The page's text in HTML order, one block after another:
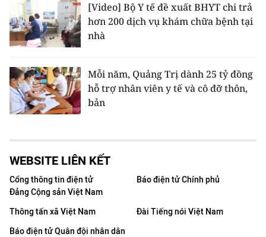
[Video] Bộ Y tế đề xuất BHYT chi trả
hơn 200 dịch vụ khám chữa bệnh tại
nhà
Mỗi năm, Quảng Trị dành 25 tỷ đồng
hỗ trợ nhân viên y tế và cô đỡ thôn,
bản
WEBSITE LIÊN KẾT
Cổng thông tin điện tử
Đảng Cộng sản Việt Nam
Báo điện tử Chính phủ
Thông tấn xã Việt Nam
Đài Tiếng nói Việt Nam
Báo điện tử Quân đội nhân dân